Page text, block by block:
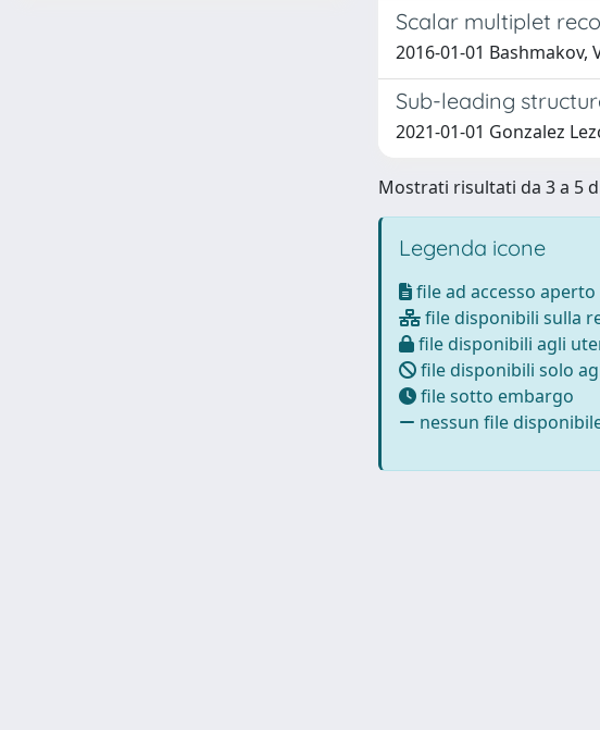
Scalar multiplet
2016-01-01
Sub-leading
2021-01-01 Gonzalez
Mostrati risultati da 3 a 5
Legenda icone
file ad accesso aperto
file disponibili sulla
file disponibili agli
file disponibili solo
file sotto embargo
nessun file